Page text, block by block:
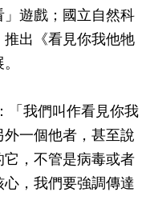
遊戲；國立自然科
出《看見你我他牠
「我們叫作看見你我
一個他者，甚至說
，不管是病毒或者
，我們要強調傳達